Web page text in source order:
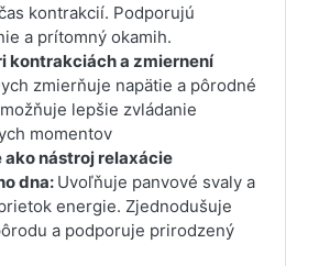
kontrakcií. Podporujú
a prítomný okamih.
kontrakciách a zmiernení
zmierňuje napätie a pôrodné
lepšie zvládanie
momentov
ako nástroj relaxácie
dna: Uvoľňuje panvové svaly a
energie. Zjednodušuje
a podporuje prirodzený